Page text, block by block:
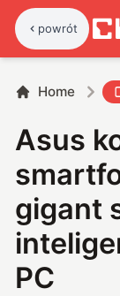
powrót
Home
Asus
gigant
PC